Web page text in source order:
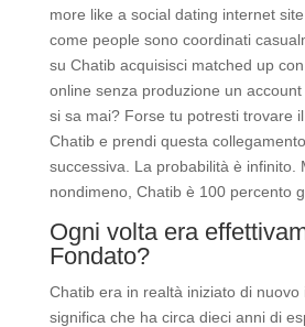
more like a social dating internet
come people sono coordinati
su Chatib acquisisci matched up
online senza produzione un
si sa mai? Forse tu potresti trovare
Chatib e prendi questa
successiva. La probabilità è infinito.
nondimeno, Chatib è 100 percento
Ogni volta era
Fondato?
Chatib era in realtà iniziato di nuovo
significa che ha circa dieci anni di